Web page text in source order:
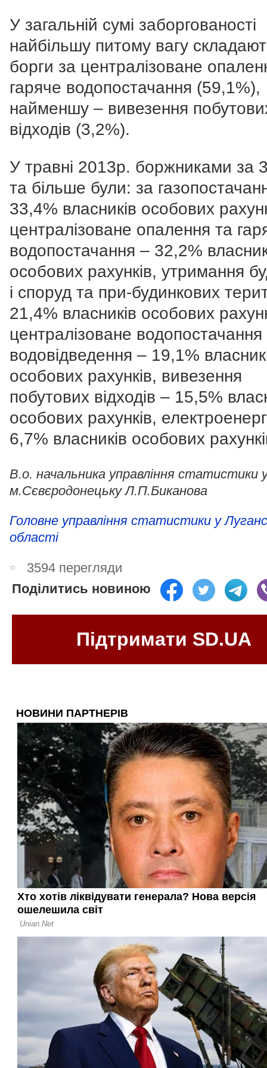
У загальній сумі заборгованості
найбільшу питому вагу
борги за централізоване
гаряче водопостачання (59,1%),
найменшу – вивезення
відходів (3,2%).
У травні 2013р. боржниками за 3
та більше були: за
33,4% власників особових
централізоване опалення та
водопостачання – 32,2%
особових рахунків, утримання
і споруд та при-будинкових
21,4% власників особових
централізоване водопостачання
водовідведення – 19,1%
особових рахунків, вивезення
побутових відходів – 15,5%
особових рахунків,
6,7% власників особових
В.о. начальника управління статистики
м.Сєвєродонецьку Л.П.Биканова
Головне управління статистики у
області
3594 перегляди
Поділитись новиною
Підтримати SD.UA